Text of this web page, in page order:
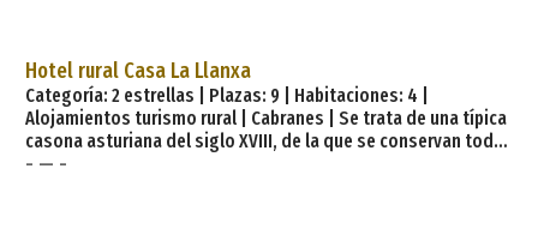
las vacaciones y el descanso. El Hotel. El hotel Casa de La
Veiga se ha construido a partir de una antigua casona
asturiana, c
Hotel rural Casa La Llanxa
Categoría: 2 estrellas | Plazas: 9 | Habitaciones: 4 |
Alojamientos turismo rural | Cabranes | Se trata de una típica
casona asturiana del siglo XVIII, de la que se conservan todas
las paredes de piedra labrada. Fue hasta mediados de los
- — -